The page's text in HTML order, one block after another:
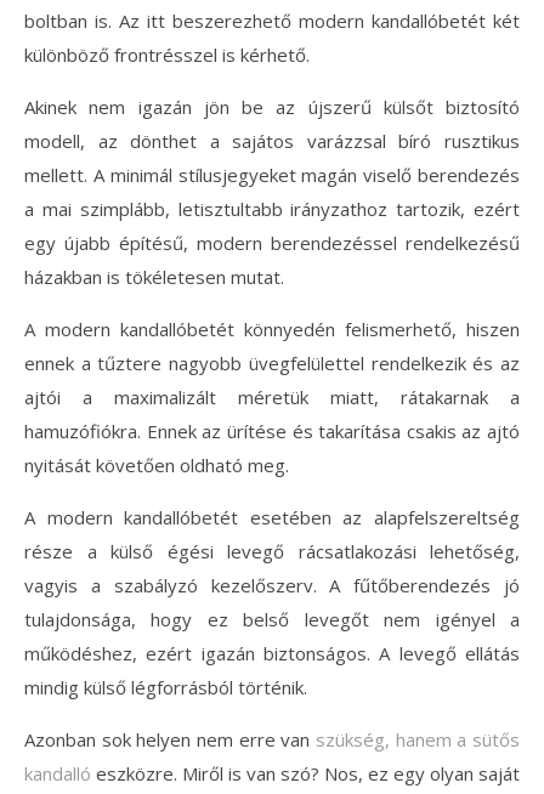
boltban is. Az itt beszerezhető modern kandallóbetét két
különböző frontrésszel is kérhető.
Akinek nem igazán jön be az újszerű külsőt biztosító
modell, az dönthet a sajátos varázzsal bíró rusztikus
mellett. A minimál stílusjegyeket magán viselő berendezés
a mai szimplább, letisztultabb irányzathoz tartozik, ezért
egy újabb építésű, modern berendezéssel rendelkezésű
házakban is tökéletesen mutat.
A modern kandallóbetét könnyedén felismerhető, hiszen
ennek a tűztere nagyobb üvegfelülettel rendelkezik és az
ajtói a maximalizált méretük miatt, rátakarnak a
hamuzófiókra. Ennek az ürítése és takarítása csakis az ajtó
nyitását követően oldható meg.
A modern kandallóbetét esetében az alapfelszereltség
része a külső égési levegő rácsatlakozási lehetőség,
vagyis a szabályzó kezelőszerv. A fűtőberendezés jó
tulajdonsága, hogy ez belső levegőt nem igényel a
működéshez, ezért igazán biztonságos. A levegő ellátás
mindig külső légforrásból történik.
Azonban sok helyen nem erre van szükség, hanem a sütős
kandalló eszközre. Miről is van szó? Nos, ez egy olyan saját